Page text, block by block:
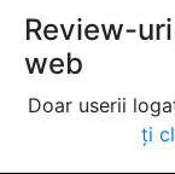
Review-
web
Doar userii
ți